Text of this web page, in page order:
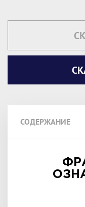
СОДЕРЖАНИЕ